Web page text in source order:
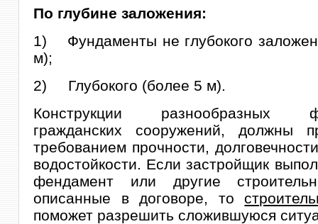
По глубине заложения:
1) Фундаменты не глубокого
м);
2) Глубокого (более 5 м).
Конструкции разнообразных
гражданских сооружений, должны
требованием прочности,
водостойкости. Если застройщик
фендамент или другие
описанные в договоре, то
поможет разрешить сложившуюся